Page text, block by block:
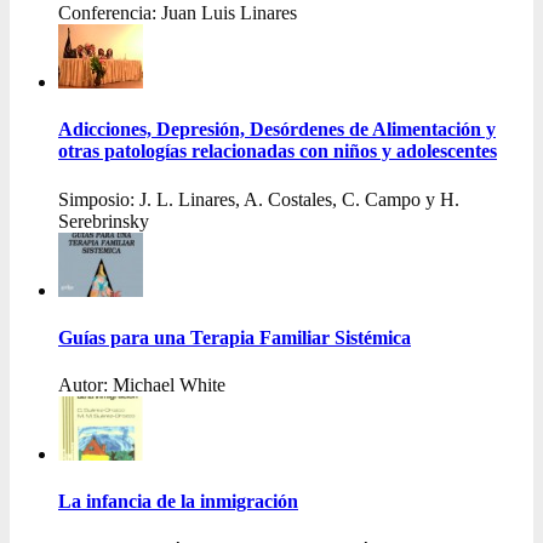
Conferencia: Juan Luis Linares
Adicciones, Depresión, Desórdenes de Alimentación y
otras patologías relacionadas con niños y adolescentes
Simposio: J. L. Linares, A. Costales, C. Campo y H.
Serebrinsky
Guías para una Terapia Familiar Sistémica
Autor: Michael White
La infancia de la inmigración